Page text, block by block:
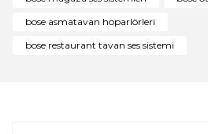
Ürün fiyatı diğer sitelerden daha
Bu ürüne benzer farklı alternatifler
bose asmatavan hoparlörleri
bose restaurant tavan ses sistemi